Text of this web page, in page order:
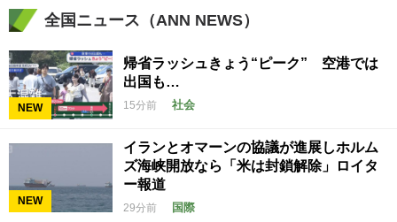
全国ニュース（ANN NEWS）
NEW
帰省ラッシュきょう“ピーク” 空港では
出国も…
15分前 社会
NEW
イランとオマーンの協議が進展しホルム
ズ海峡開放なら「米は封鎖解除」ロイタ
ー報道
29分前 国際